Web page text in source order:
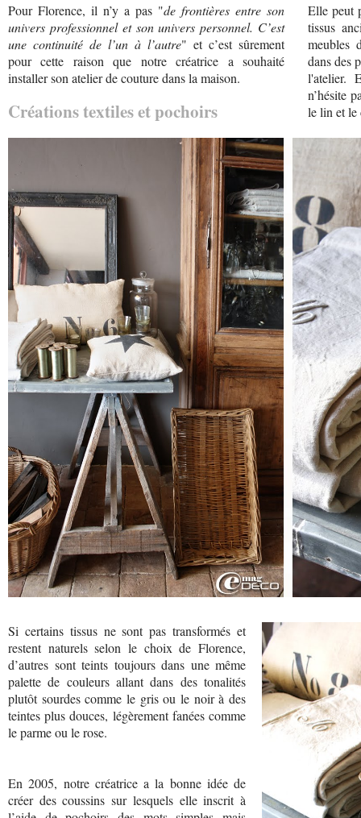
Pour Florence, il n’y a pas "de frontières entre son
univers professionnel et son univers personnel. C’est
une continuité de l’un à l’autre" et c’est sûrement
pour cette raison que notre créatrice a souhaité
installer son atelier de couture dans la maison.
Créations textiles et pochoirs
Elle peut
tissus
meubles
dans des
l'atelier.
n’hésite
le lin et le
Si certains tissus ne sont pas transformés et
restent naturels selon le choix de Florence,
d’autres sont teints toujours dans une même
palette de couleurs allant dans des tonalités
plutôt sourdes comme le gris ou le noir à des
teintes plus douces, légèrement fanées comme
le parme ou le rose.
En 2005, notre créatrice a la bonne idée de
créer des coussins sur lesquels elle inscrit à